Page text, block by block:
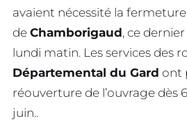
avaient nécessité la
de Chamborigaud, ce
lundi matin. Les services des
Départemental du Gard ont
réouverture de l’ouvrage dès
juin..